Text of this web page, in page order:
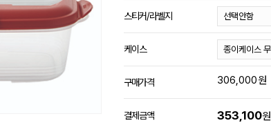
스티커/라벨지
케이스
구매가격 306,000원
결제금액 353,100원